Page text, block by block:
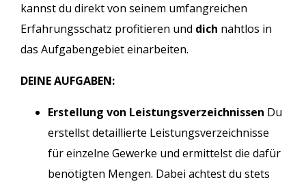
kannst du direkt von seinem umfangreichen
Erfahrungsschatz profitieren und dich nahtlos in
das Aufgabengebiet einarbeiten.
DEINE AUFGABEN:
Erstellung von Leistungsverzeichnissen Du
erstellst detaillierte Leistungsverzeichnisse
für einzelne Gewerke und ermittelst die dafür
benötigten Mengen. Dabei achtest du stets